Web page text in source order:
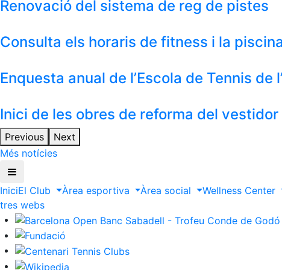
Renovació del sistema de reg de pistes
Consulta els horaris de fitness i la
Enquesta anual de l’Escola de Tennis de
Inici de les obres de reforma del
Previous
Next
Més notícies
IniciEl Club Àrea esportiva Àrea social Wellness Center
webs